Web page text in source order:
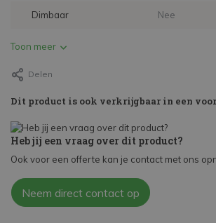
Dimbaar Nee
Toon meer
Delen
Dit product is ook verkrijgbaar in een
Heb jij een vraag over dit product?
Ook voor een offerte kan je contact met ons
Neem direct contact op